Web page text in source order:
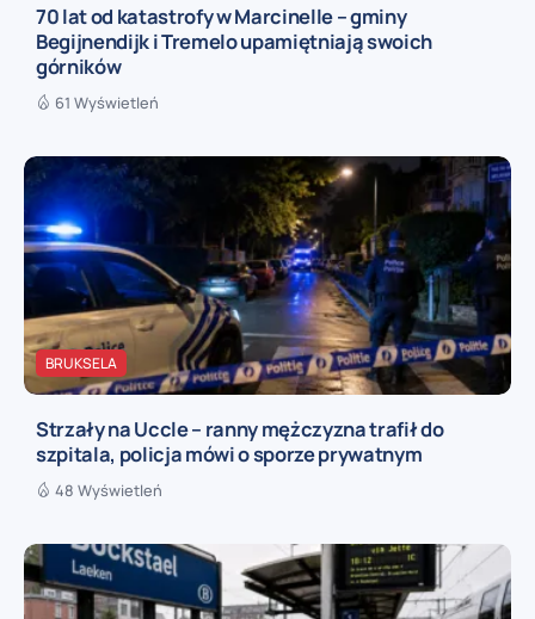
70 lat od katastrofy w Marcinelle – gminy
Begijnendijk i Tremelo upamiętniają swoich
górników
61 Wyświetleń
BRUKSELA
Strzały na Uccle – ranny mężczyzna trafił do
szpitala, policja mówi o sporze prywatnym
48 Wyświetleń